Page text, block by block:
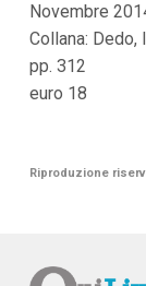
Novembre
Collana:
pp. 312
euro 18
Riproduzione